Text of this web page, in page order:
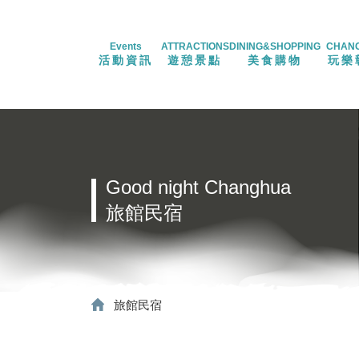
Events
活動資訊
ATTRACTIONS
遊憩景點
DINING&SHOPPING
美食購物 玩樂
Good night Changhua
旅館民宿
旅館民宿